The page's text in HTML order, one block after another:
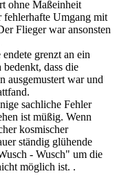
ohne Maßeinheit
fehlerhafte Umgang mit
Flieger war ansonsten
grenzt an ein
dass die
ausgemustert war und
sachliche Fehler
ist müßig. Wenn
kosmischer
ständig glühende
- Wusch" um die
nicht möglich ist. .